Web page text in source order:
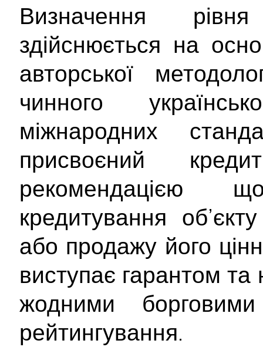
Визначення
здійснюється на
авторської
чинного
міжнародних
присвоєний
рекомендацією
кредитування
або продажу його
виступає гарантом та
жодними борговими
рейтингування.